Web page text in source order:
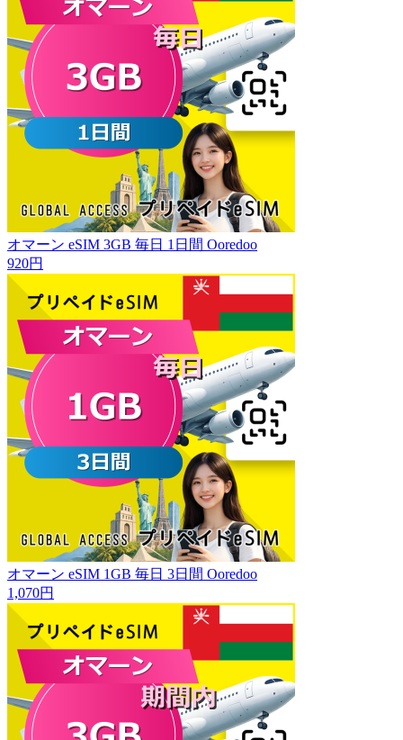
オマーン eSIM 3GB 毎日 1日間 Ooredoo
920円
オマーン eSIM 1GB 毎日 3日間 Ooredoo
1,070円